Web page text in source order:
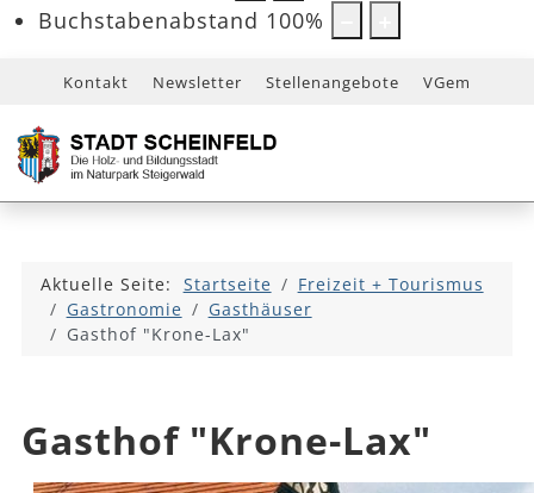
Buchstabenabstand 100%
Kontakt Newsletter Stellenangebote VGem
Aktuelle Seite: Startseite
Freizeit + Tourismus
Gastronomie
Gasthäuser
Gasthof "Krone-Lax"
Gasthof "Krone-Lax"